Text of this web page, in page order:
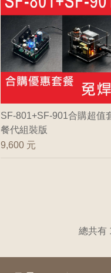
SF-801+SF-901合購超值
餐代組裝版
9,600 元
總共有